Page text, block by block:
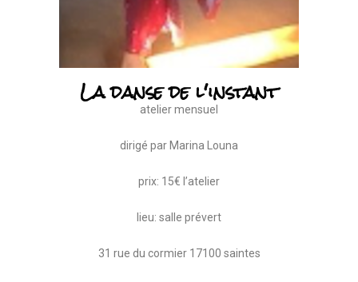
La danse de l'instant
atelier mensuel
dirigé par Marina Louna
prix: 15€ l’atelier
lieu: salle prévert
31 rue du cormier 17100 saintes